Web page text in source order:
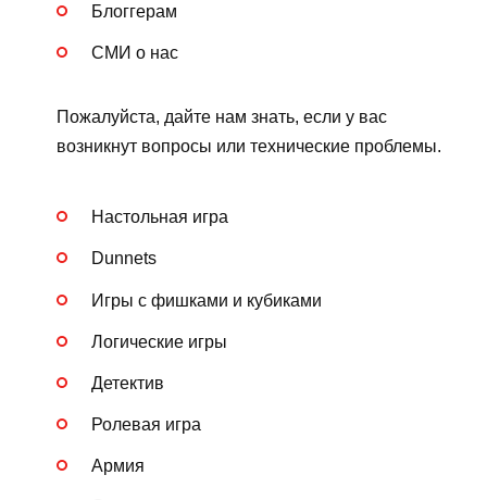
Блоггерам
СМИ о нас
Пожалуйста, дайте нам знать, если у вас
возникнут вопросы или технические проблемы.
Настольная игра
Dunnets
Игры с фишками и кубиками
Логические игры
Детектив
Ролевая игра
Армия